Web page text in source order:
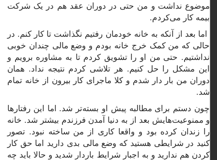
موضوع نداشت و من حتی در دوران عقد هم در یک شرکت
بیمه کار می‌کردم.
اما بعد از آنکه به خانه خودمان رفتیم نگذاشت تا کار کنم. در
حالی که من کمک خرج خانه بودم و وضع مالی چندان خوبی
نداشتیم. حتی من او را تشویق کردم تا به مشاوره برویم و
این مشکل را حل کنیم. هر تلاشی کردم نتیجه نداد. همان
دوران من بار دار شدم و کلا ماجرای کار بیرون از خانه تمام
شد.
چون دستم برای مطالبه پیش او بسته‌تر شد. اما این رفتارها
و ممنوعیت‌هایش بعد از به دنیا آمدن فرزندم بیشتر شد. خانه
را زندان کرده بود و واقعا کاری از من ساخته نبود. تصور
کنید در شرایطی هستید که وضع مالی بدی دارید اما حق کار
کردن هم ندارید و به اجبار شرایط باردار شدید و حالا باید چه